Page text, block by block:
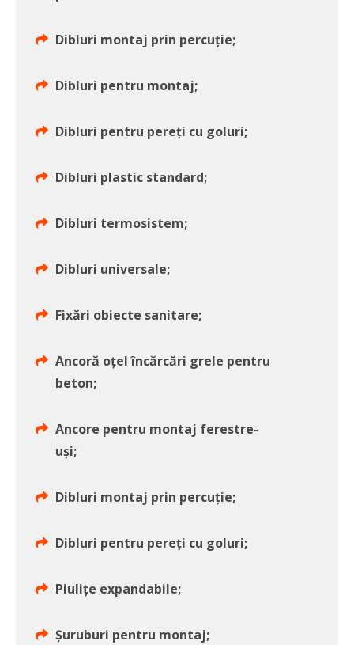
Dibluri montaj prin percuție;
Dibluri pentru montaj;
Dibluri pentru pereți cu goluri;
Dibluri plastic standard;
Dibluri termosistem;
Dibluri universale;
Fixări obiecte sanitare;
Ancoră oțel încărcări grele pentru
beton;
Ancore pentru montaj ferestre-
uși;
Dibluri montaj prin percuție;
Dibluri pentru pereți cu goluri;
Piulițe expandabile;
Șuruburi pentru montaj;